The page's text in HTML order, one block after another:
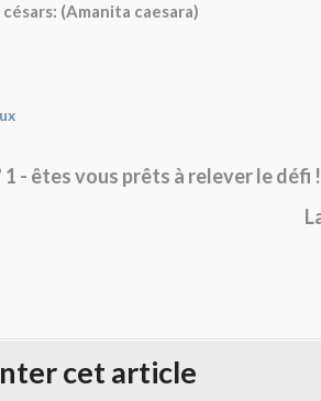
: (Amanita caesara)
1 - êtes vous prêts à relever le défi
cet article